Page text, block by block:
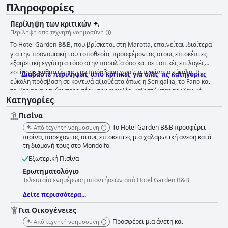
Πληροφορίες
Περίληψη των κριτικών
Περίληψη από τεχνητή νοημοσύνη
Το Hotel Garden B&B, που βρίσκεται στη Marotta, επαινείται ιδιαίτερα
για την προνομιακή του τοποθεσία, προσφέροντας στους επισκέπτες
εξαιρετική εγγύτητα τόσο στην παραλία όσο και σε τοπικές επιλογές
εστίασης, καθιστώντας την πρόσβαση χωρίς αυτοκίνητο εύκολη. Η
εύκολη πρόσβαση σε κοντινά αξιοθέατα όπως η Senigallia, το Fano και
το Urbino ενισχύει περαιτέρω την ευκολία, καθιστώντας το ιδανικό
σημείο για εξερεύνηση και χαλάρωση. Η υπηρεσία πρωινού ξεχωρίζει με
τις άφθονες, καλά προετοιμασμένες προσφορές της,
συμπεριλαμβανομένης μιας απολαυστικής επιλογής σπιτικών κέικ και
γλυκισμάτων που λαμβάνουν συχνά επαίνους από τους επισκέπτες. Οι
ποικίλες επιλογές και η υψηλή ποιότητα διασφαλίζουν ότι οι
περισσότεροι επισκέπτες ξεκινούν την ημέρα τους ικανοποιημένοι. Τα
δωμάτια του Hotel Garden B&B διατηρούν ένα άψογο επίπεδο
καθαριότητας, συμβάλλοντας στη θετική εμπειρία των επισκεπτών.
Είναι καλά εξοπλισμένα με ανέσεις όπως μίνι ψυγεία και άνετα
κρεβάτια, αν και μερικές μεγαλύτερες ομάδες μπορεί να βρουν τον χώρο
λίγο περιορισμένο. Παρ' όλα αυτά, τα κλιματιζόμενα δωμάτια και τα
εξαιρετικά κλινοσκεπάσματα συμβάλλουν σε μια άνετη διαμονή. Το
επίπεδο καθαριότητας επεκτείνεται σε όλες τις εγκαταστάσεις του
ξενοδοχείου, συμπεριλαμβανομένου του καλά διατηρημένου χώρου της
Διαβάστε περιλήψεις από κριτικές για όλες τις κατηγορίες
Κατηγορίες
Πισίνα
Από τεχνητή νοημοσύνη
Το Hotel Garden B&B προσφέρει
πισίνα, παρέχοντας στους επισκέπτες μια χαλαρωτική ανέση κατά
τη διαμονή τους στο Mondolfo.
Εξωτερική Πισίνα
Ερωτηματολόγιο
Τελευταία ενημέρωση απαντήσεων από Hotel Garden B&B
Δείτε περισσότερα...
Για Οικογένειες
Από τεχνητή νοημοσύνη
Προσφέρει μια άνετη και